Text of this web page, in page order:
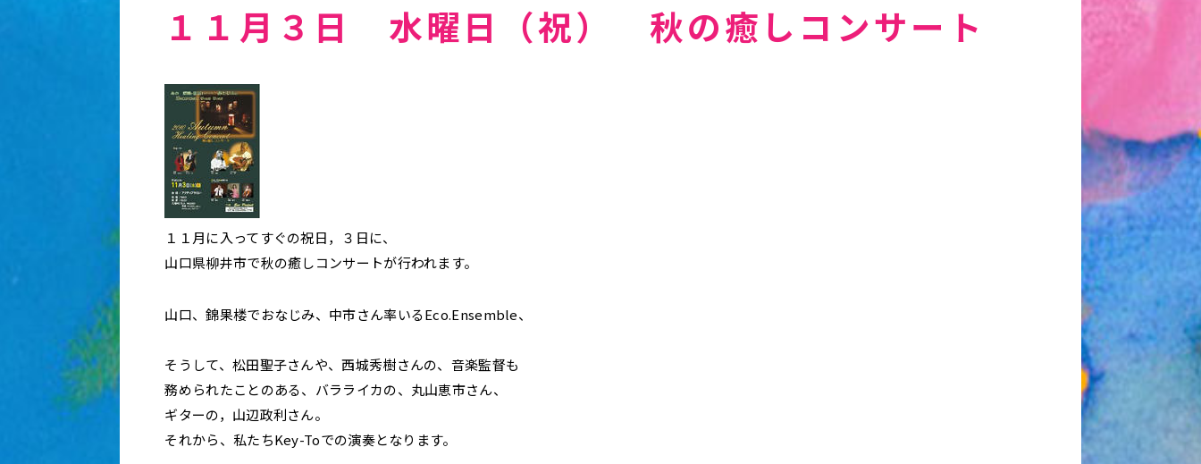
１１月３日 水曜日（祝） 秋の癒しコンサート
１１月に入ってすぐの祝日，３日に、
山口県柳井市で秋の癒しコンサートが行われます。
山口、錦果楼でおなじみ、中市さん率いるEco.Ensemble、
そうして、松田聖子さんや、西城秀樹さんの、音楽監督も
務められたことのある、バラライカの、丸山恵市さん、
ギターの，山辺政利さん。
それから、私たちKey-Toでの演奏となります。